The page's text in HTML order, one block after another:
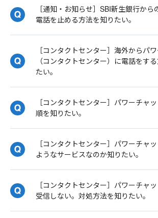
［通知・お知らせ］SBI新生銀行から
電話を止める方法を知りたい。
［コンタクトセンター］海外からパ
（コンタクトセンター）に電話をす
たい。
［コンタクトセンター］パワーチャ
順を知りたい。
［コンタクトセンター］パワーチャ
ようなサービスなのか知りたい。
［コンタクトセンター］パワーチャ
受信しない。対処方法を知りたい。